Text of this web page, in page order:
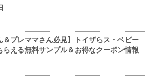
＆プレママさん必見】トイザらス・ベビー
らえる無料サンプル＆お得なクーポン情報